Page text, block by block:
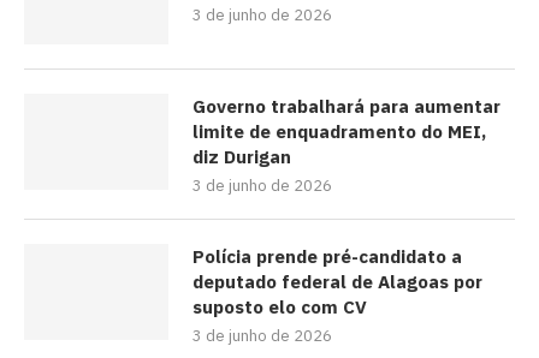
3 de junho de 2026
Governo trabalhará para aumentar
limite de enquadramento do MEI,
diz Durigan
3 de junho de 2026
Polícia prende pré-candidato a
deputado federal de Alagoas por
suposto elo com CV
3 de junho de 2026